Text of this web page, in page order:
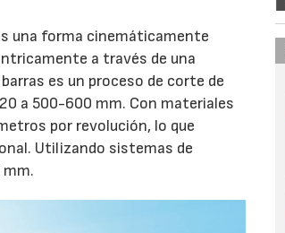
una forma cinemáticamente
a través de una
es un proceso de corte de
a 500-600 mm. Con materiales
por revolución, lo que
Utilizando sistemas de